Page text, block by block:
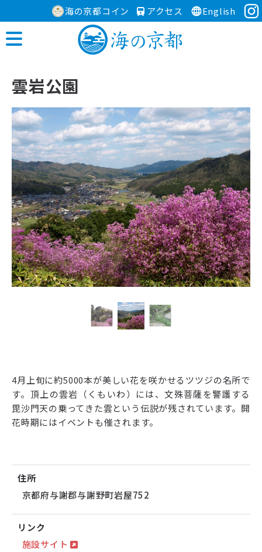
海の京都コイン アクセス English
雲岩公園
4月上旬に約5000本が美しい花を咲かせるツツジの名所で
す。頂上の雲岩（くもいわ）には、文殊菩薩を警護する
毘沙門天の乗ってきた雲という伝説が残されています。開
花時期にはイベントも催されます。
住所
京都府与謝郡与謝野町岩屋752
リンク
施設サイト